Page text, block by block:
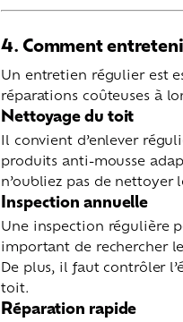
4. Comment
Un entretien régulier est
réparations coûteuses à
Nettoyage du toit
Il convient d’enlever
produits anti-mousse
n’oubliez pas de
Inspection annuelle
Une inspection régulière
important de rechercher
De plus, il faut contrôler
toit.
Réparation rapide